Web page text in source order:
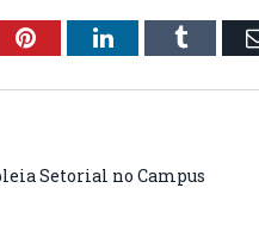
PinterestLinkedInTumblr
Setorial no Campus